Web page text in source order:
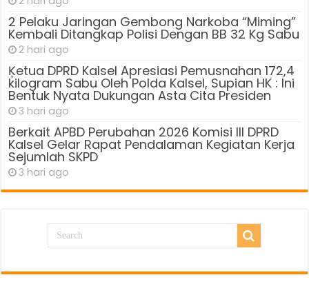
2 Pelaku Jaringan Gembong Narkoba “Miming”
Kembali Ditangkap Polisi Dengan BB 32 Kg Sabu
2 hari ago
Ķetua DPRD Kalsel Apresiasi Pemusnahan 172,4
kilogram Sabu Oleh Polda Kalsel, Supian HK : Ini
Bentuk Nyata Dukungan Asta Cita Presiden
3 hari ago
Berkait APBD Perubahan 2026 Komisi III DPRD
Kalsel Gelar Rapat Pendalaman Kegiatan Kerja
Sejumlah SKPD
3 hari ago